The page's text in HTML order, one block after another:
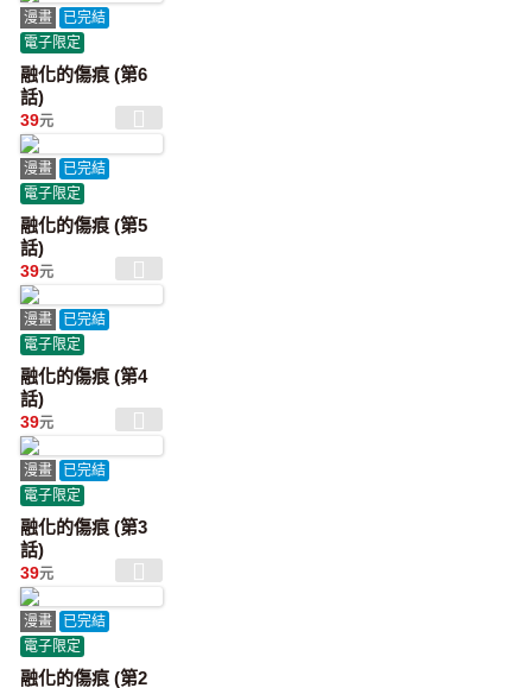
漫畫
已完結
電子限定
融化的傷痕 (第6
話)
39元
漫畫
已完結
電子限定
融化的傷痕 (第5
話)
39元
漫畫
已完結
電子限定
融化的傷痕 (第4
話)
39元
漫畫
已完結
電子限定
融化的傷痕 (第3
話)
39元
漫畫
已完結
電子限定
融化的傷痕 (第2